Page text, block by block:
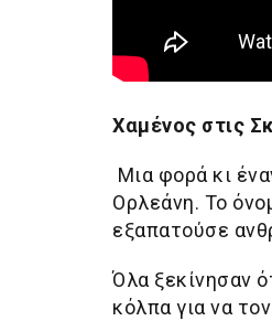
Χαμένος στις
Μια φορά κι
Ορλεάνη. Το
εξαπατούσε
Όλα ξεκίνησαν
κόλπα για να